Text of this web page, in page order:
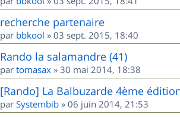
recherche partenaire
par bbkool » 03 sept. 2015, 18:40
Rando la salamandre (41)
par tomasax » 30 mai 2014, 18:38
[Rando] La Balbuzarde 4ème
par Systembib » 06 juin 2014, 21:53